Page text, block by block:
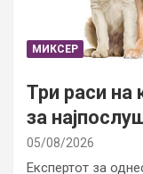
МИКСЕР
Три раси на
за
05/08/2026
Експертот за